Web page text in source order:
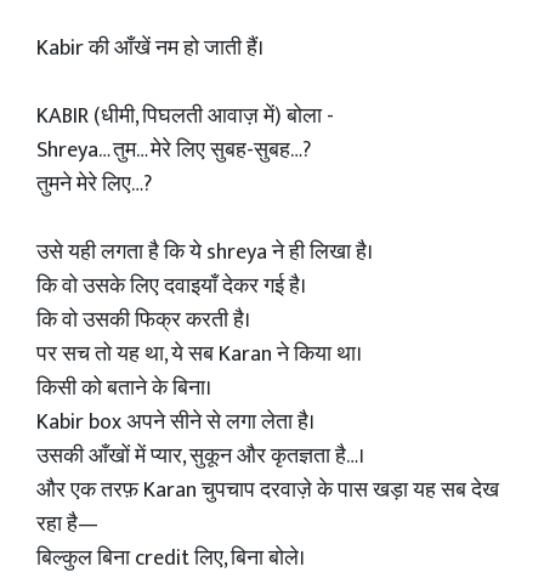
Kabir की आँखें नम हो जाती हैं।
KABIR (धीमी, पिघलती आवाज़ में) बोला -
Shreya… तुम… मेरे लिए सुबह-सुबह…?
तुमने मेरे लिए…?
उसे यही लगता है कि ये shreya ने ही लिखा है।
कि वो उसके लिए दवाइयाँ देकर गई है।
कि वो उसकी फिक्र करती है।
पर सच तो यह था, ये सब Karan ने किया था।
किसी को बताने के बिना।
Kabir box अपने सीने से लगा लेता है।
उसकी आँखों में प्यार, सुकून और कृतज्ञता है…।
और एक तरफ़ Karan चुपचाप दरवाज़े के पास खड़ा यह सब देख
रहा है—
बिल्कुल बिना credit लिए, बिना बोले।